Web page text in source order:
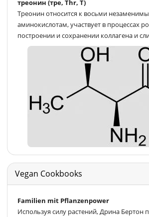
треонин (тре, Thr, T)
Треонин относится к восьми
аминокислотам, участвует в процессах
построении и сохранении коллагена и
Vegan Cookbooks
Familien mit Pflanzenpower
Используя силу растений, Дрина Бертон